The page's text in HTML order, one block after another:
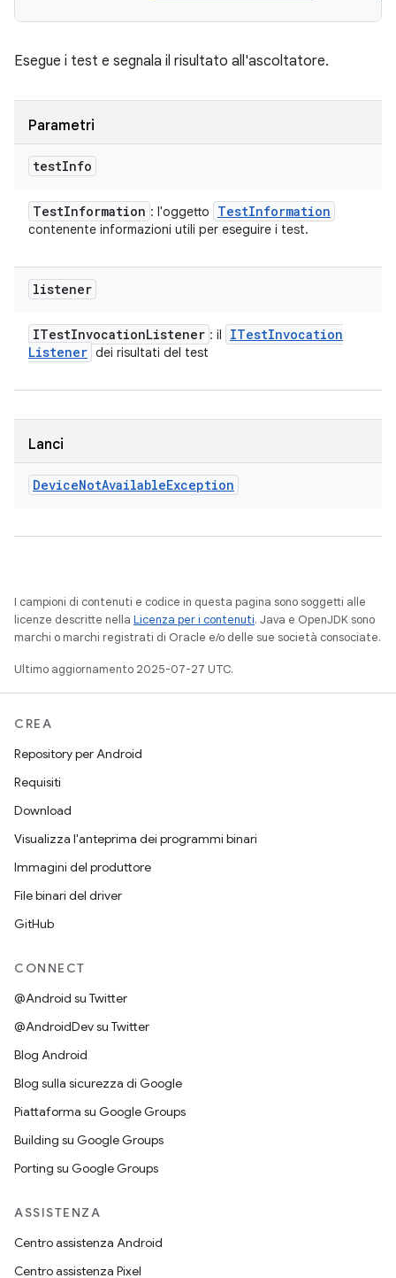
Esegue i test e segnala il risultato all'ascoltatore.
Parametri
testInfo
TestInformation : l'oggetto TestInformation
contenente informazioni utili per eseguire i test.
listener
ITestInvocationListener : il ITestInvocation
Listener dei risultati del test
Lanci
DeviceNotAvailableException
I campioni di contenuti e codice in questa pagina sono soggetti alle
licenze descritte nella Licenza per i contenuti. Java e OpenJDK sono
marchi o marchi registrati di Oracle e/o delle sue società consociate.
Ultimo aggiornamento 2025-07-27 UTC.
CREA
Repository per Android
Requisiti
Download
Visualizza l'anteprima dei programmi binari
Immagini del produttore
File binari del driver
GitHub
CONNECT
@Android su Twitter
@AndroidDev su Twitter
Blog Android
Blog sulla sicurezza di Google
Piattaforma su Google Groups
Building su Google Groups
Porting su Google Groups
ASSISTENZA
Centro assistenza Android
Centro assistenza Pixel